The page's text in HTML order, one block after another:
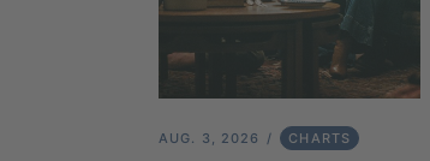
AUG. 3, 2026 CHARTS